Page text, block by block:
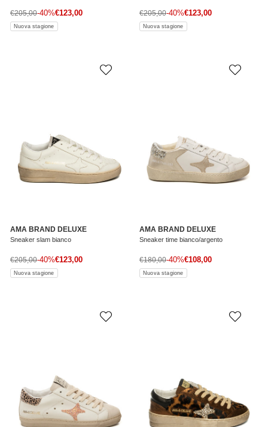
Prezzo di vendita
€123,00
Prezzo normale
€205,00-40%
Nuova stagione
Prezzo di vendita
€123,00
Prezzo normale
€205,00-40%
Nuova stagione
AMA BRAND DELUXE
Sneaker slam bianco
Prezzo di vendita
€123,00
Prezzo normale
€205,00-40%
Nuova stagione
AMA BRAND DELUXE
Sneaker time bianco/argento
Prezzo di vendita
€108,00
Prezzo normale
€180,00-40%
Nuova stagione